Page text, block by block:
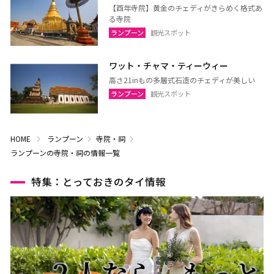
【酉年寺院】黄金のチェディがきらめく格式あ
る寺院
ランプーン 観光スポット
ワット・チャマ・ティーウィー
高さ21inもの多層式石造のチェディが美しい
ランプーン 観光スポット
HOME ランプーン
寺院・祠
ランプーンの寺院・祠の情報一覧
特集：とっておきのタイ情報